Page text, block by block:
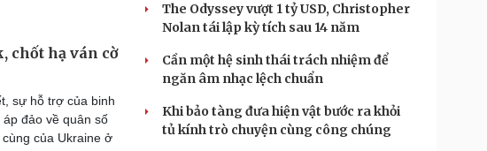
chốt hạ ván cờ
sự hỗ trợ của binh
đảo về quân số
của Ukraine ở
The Odyssey vượt 1 tỷ USD, Christopher
Nolan tái lập kỳ tích sau 14 năm
Cần một hệ sinh thái trách nhiệm để
ngăn âm nhạc lệch chuẩn
Khi bảo tàng đưa hiện vật bước ra khỏi
tủ kính trò chuyện cùng công chúng